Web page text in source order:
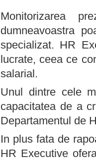
Monitorizarea
dumneavoastra
specializat. HR
lucrate, ceea ce
salarial.
Unul dintre cele
capacitatea de a
Departamentul de
In plus fata de
HR Executive